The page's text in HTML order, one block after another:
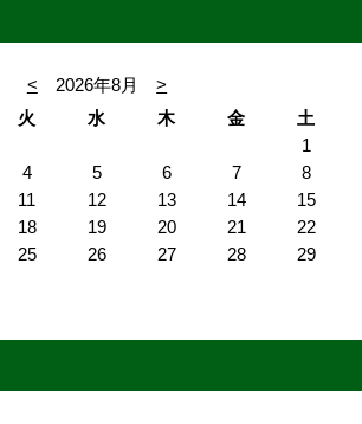
< 2026年8月
>
火 水 木 金
土
1
4 5 6 7
8
11 12 13 14
15
18 19 20 21
22
25 26 27 28
29